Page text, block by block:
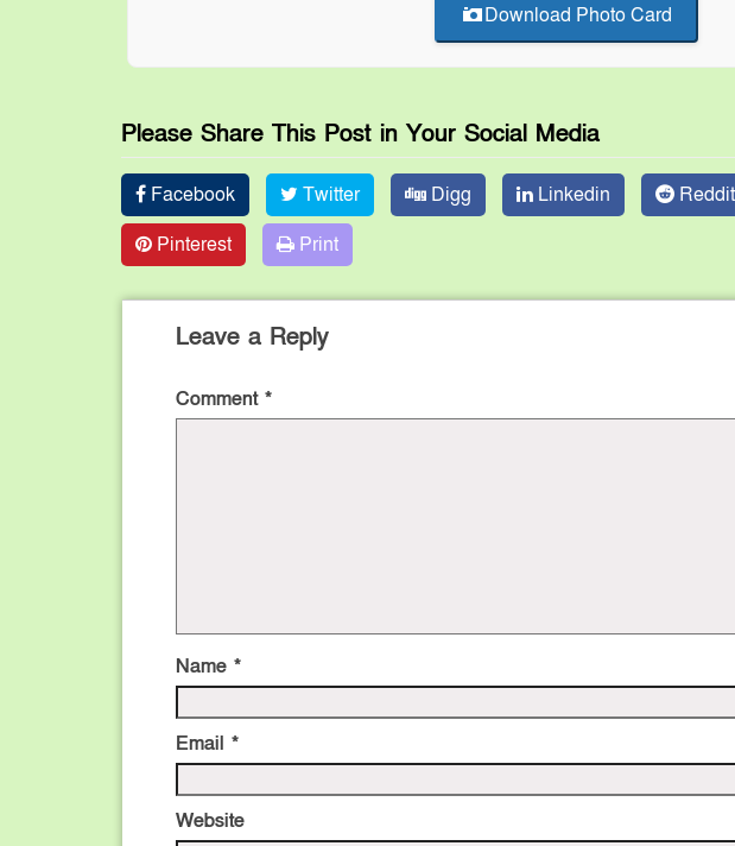
Download Photo Card
Please Share This Post in Your Social Media
Facebook Twitter Digg Linkedin Reddit
Pinterest
Print
Leave a Reply
Comment *
Name *
Email *
Website